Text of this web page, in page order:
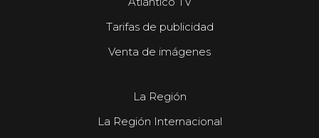
Tarifas de publicidad
Venta de imágenes
La Región
La Región Internacional